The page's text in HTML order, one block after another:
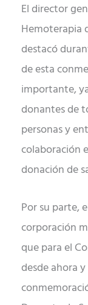
El director
Hemoterapia
destacó
de esta
importante,
donantes de
personas y
colaboración
donación de
Por su parte,
corporación
que para el
desde ahora